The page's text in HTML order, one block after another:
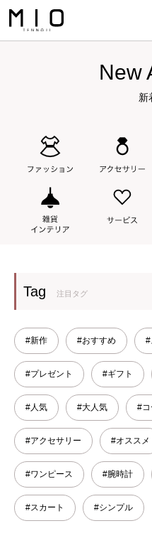
New
新
Tag 注目タグ
#新作 #おすすめ #
#プレゼント #ギフト
#人気 #大人気 #コ
#アクセサリー #オススメ
#ワンピース #腕時計
#スカート #シンプル